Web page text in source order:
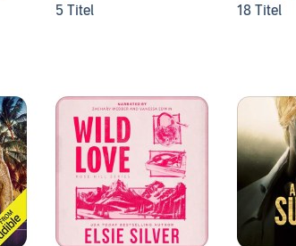
5 Titel
18 Titel